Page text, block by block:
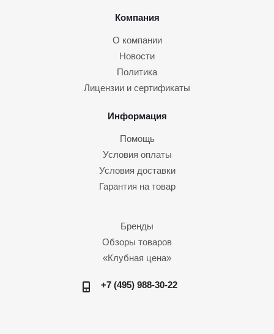
Компания
О компании
Новости
Политика
Лицензии и сертификаты
Информация
Помощь
Условия оплаты
Условия доставки
Гарантия на товар
Бренды
Обзоры товаров
«Клубная цена»
+7 (495) 988-30-22